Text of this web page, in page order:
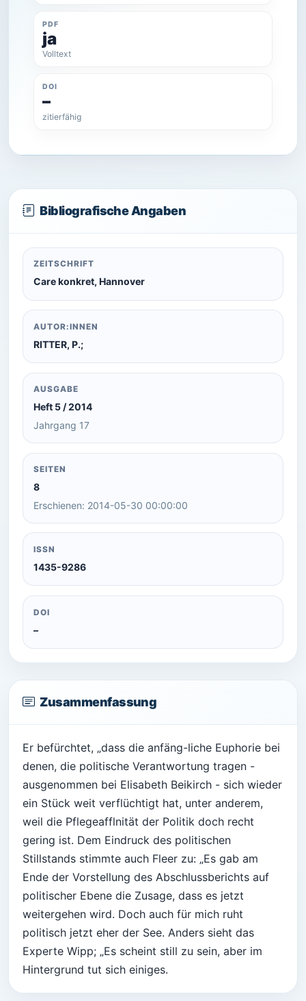
PDF
ja
Volltext
DOI
–
zitierfähig
Bibliografische Angaben
ZEITSCHRIFT
Care konkret, Hannover
AUTOR:INNEN
RITTER, P.;
AUSGABE
Heft 5 / 2014
Jahrgang 17
SEITEN
8
Erschienen: 2014-05-30 00:00:00
ISSN
1435-9286
DOI
–
Zusammenfassung
Er befürchtet, „dass die anfäng-liche Euphorie bei
denen, die politische Verantwortung tragen -
ausgenommen bei Elisabeth Beikirch - sich wieder
ein Stück weit verflüchtigt hat, unter anderem,
weil die Pflegeafflnität der Politik doch recht
gering ist. Dem Eindruck des politischen
Stillstands stimmte auch Fleer zu: „Es gab am
Ende der Vorstellung des Abschlussberichts auf
politischer Ebene die Zusage, dass es jetzt
weitergehen wird. Doch auch für mich ruht
politisch jetzt eher der See. Anders sieht das
Experte Wipp; „Es scheint still zu sein, aber im
Hintergrund tut sich einiges.